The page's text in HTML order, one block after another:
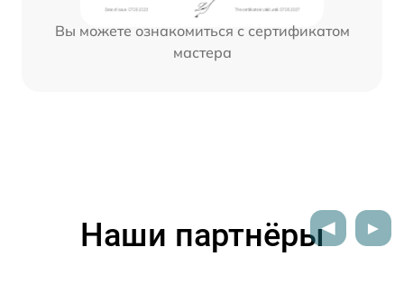
Вы можете ознакомиться с сертификатом
мастера
Наши партнёры